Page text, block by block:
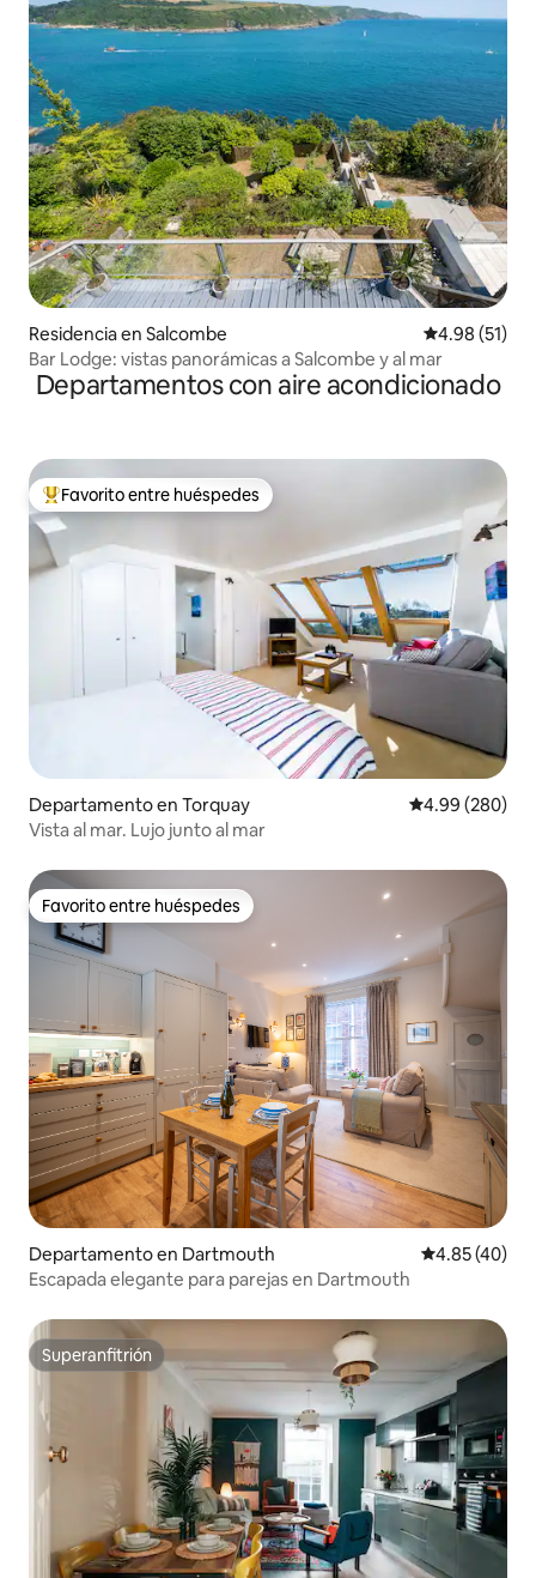
Residencia en Salcombe Calificación
4.98 (51)
Bar Lodge: vistas panorámicas a Salcombe y al mar
Departamentos con aire acondicionado
De los mejores en Favorito entre huéspedes
Favorito entre huéspedes
Departamento en Torquay Calificación
4.99 (280)
Vista al mar. Lujo junto al mar
Favorito entre huéspedes
Favorito entre huéspedes
Departamento en Dartmouth Calificación
4.85 (40)
Escapada elegante para parejas en Dartmouth
Superanfitrión
Superanfitrión